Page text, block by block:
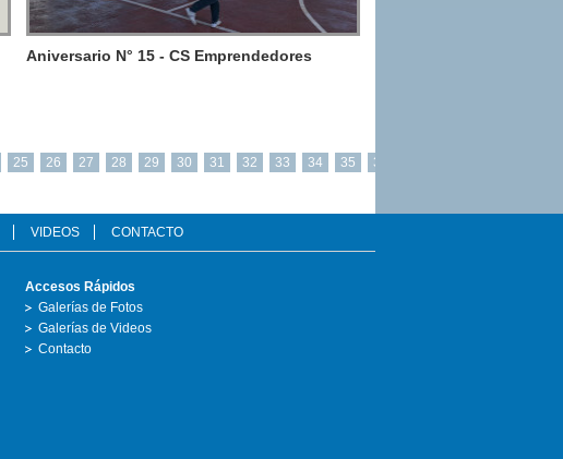
Aniversario N° 15 - CS Emprendedores
25 26 27 28 29 30 31 32 33 34 35
36
VIDEOS CONTACTO
Accesos Rápidos
Galerías de Fotos
Galerías de Videos
Contacto